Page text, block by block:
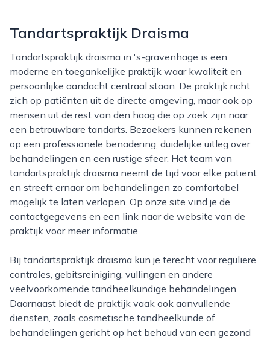
Tandartspraktijk Draisma
Tandartspraktijk draisma in 's-gravenhage is een
moderne en toegankelijke praktijk waar kwaliteit en
persoonlijke aandacht centraal staan. De praktijk richt
zich op patiënten uit de directe omgeving, maar ook op
mensen uit de rest van den haag die op zoek zijn naar
een betrouwbare tandarts. Bezoekers kunnen rekenen
op een professionele benadering, duidelijke uitleg over
behandelingen en een rustige sfeer. Het team van
tandartspraktijk draisma neemt de tijd voor elke patiënt
en streeft ernaar om behandelingen zo comfortabel
mogelijk te laten verlopen. Op onze site vind je de
contactgegevens en een link naar de website van de
praktijk voor meer informatie.
Bij tandartspraktijk draisma kun je terecht voor reguliere
controles, gebitsreiniging, vullingen en andere
veelvoorkomende tandheelkundige behandelingen.
Daarnaast biedt de praktijk vaak ook aanvullende
diensten, zoals cosmetische tandheelkunde of
behandelingen gericht op het behoud van een gezond